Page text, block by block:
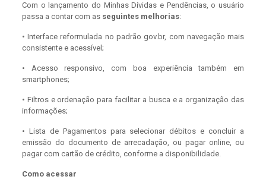
Com o lançamento do Minhas Dívidas e Pendências, o usuário
passa a contar com as seguintes melhorias:
• Interface reformulada no padrão gov.br, com navegação mais
consistente e acessível;
• Acesso responsivo, com boa experiência também em
smartphones;
• Filtros e ordenação para facilitar a busca e a organização das
informações;
• Lista de Pagamentos para selecionar débitos e concluir a
emissão do documento de arrecadação, ou pagar online, ou
pagar com cartão de crédito, conforme a disponibilidade.
Como acessar